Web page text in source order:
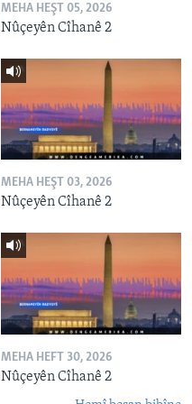
MEHA HEŞT 05, 2026
Nûçeyên Cîhanê 2
MEHA HEŞT 03, 2026
Nûçeyên Cîhanê 2
MEHA HEFT 30, 2026
Nûçeyên Cîhanê 2